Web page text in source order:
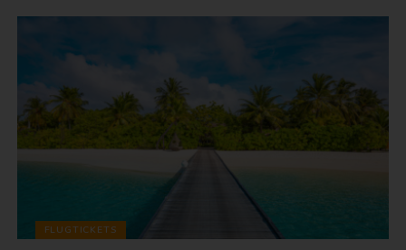
FLUGTICKETS